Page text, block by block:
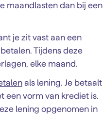
maandlasten dan bij een
je zit vast aan een
Tijdens deze
elke maand.
als lening. Je betaalt
een vorm van krediet is.
lening opgenomen in